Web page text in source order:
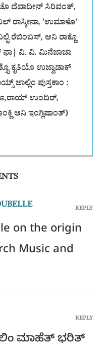
ದೆವಾದೀನ್ ಸಿರಿವಂತ್,
ರಾಸ್ಕೀನಾ, 'ಉಮಾಳೊ'
ರೆಬಿಂಬಸ್‌, ಆನಿ ರಾಕ್ಣೊ
ವಿ.‌ ವಿ. ಮಿನೆಜಾಚಾ
ಕೃತಿಯೊ ಉಜ್ವಾಡಾಕ್
ಜಾಲ್ಲಿಂ ಪುಸ್ತಕಾಂ :
ಉಂದಿರ್,
ಆನಿ ಇಂಗ್ಲಿಷಾಂತ್)
on the origin
Music and
REPLY
ಮಾಹೆತ್ ಭರಿತ್
REPLY